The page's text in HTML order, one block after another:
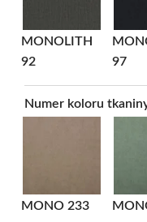
MONOLITH
92
97
Numer koloru
MONO 233